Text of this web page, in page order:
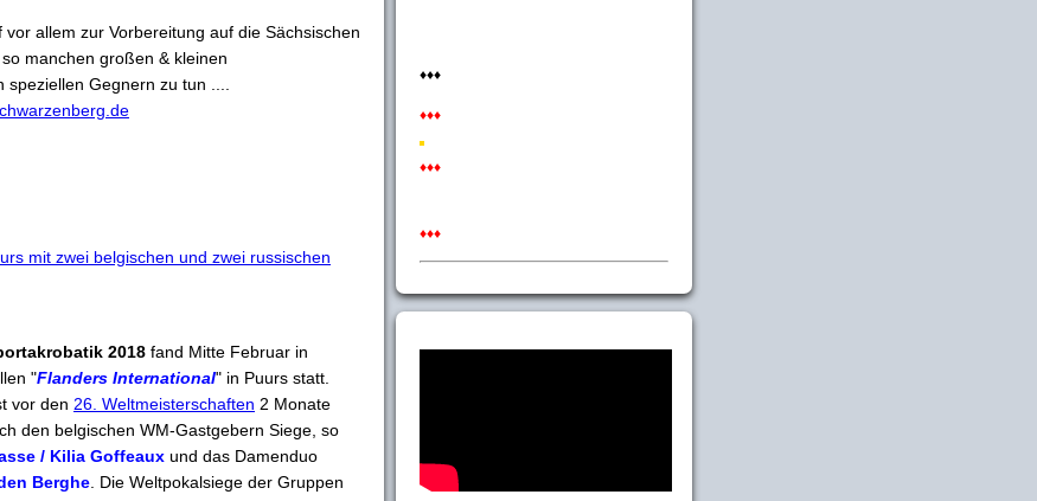
allem zur Vorbereitung auf die Sächsischen
manchen großen & kleinen
Gegnern zu tun ....
mit zwei belgischen und zwei russischen
2018 fand Mitte Februar in
"Flanders International" in Puurs statt.
vor den 26. Weltmeisterschaften 2 Monate
den belgischen WM-Gastgebern Siege, so
/ Kilia Goffeaux und das Damenduo
Berghe . Die Weltpokalsiege der Gruppen
♦♦♦
♦♦♦
♦♦♦
♦♦♦